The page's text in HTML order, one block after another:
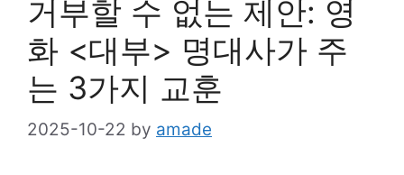
거부할 수 없는 제안: 영
화 <대부> 명대사가 주
는 3가지 교훈
2025-10-22 by amade